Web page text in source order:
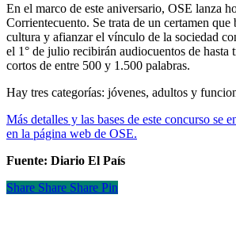
En el marco de este aniversario, OSE lanza
Corrientecuento. Se trata de un certamen que
cultura y afianzar el vínculo de la sociedad
el 1° de julio recibirán audiocuentos de hasta
cortos de entre 500 y 1.500 palabras.
Hay tres categorías: jóvenes, adultos y
Más detalles y las bases de este concurso se
en la página web de OSE.
Fuente: Diario El País
Share
Share Share Share Pin